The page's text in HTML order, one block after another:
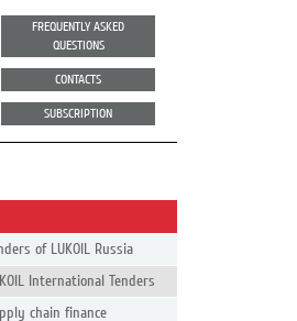
FREQUENTLY ASKED
QUESTIONS
CONTACTS
SUBSCRIPTION
of LUKOIL Russia
International Tenders
chain finance